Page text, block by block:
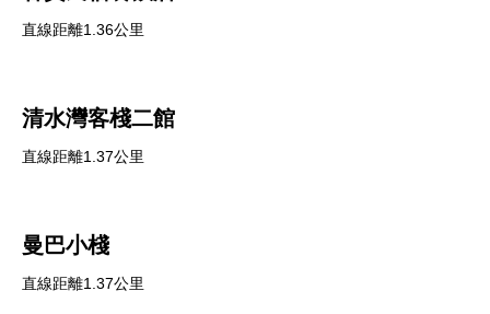
直線距離1.36公里
清水灣客棧二館
直線距離1.37公里
曼巴小棧
直線距離1.37公里